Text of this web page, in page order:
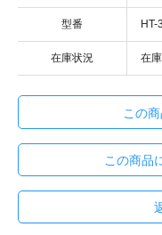
型番 HT-
在庫状況 在
この
この商品